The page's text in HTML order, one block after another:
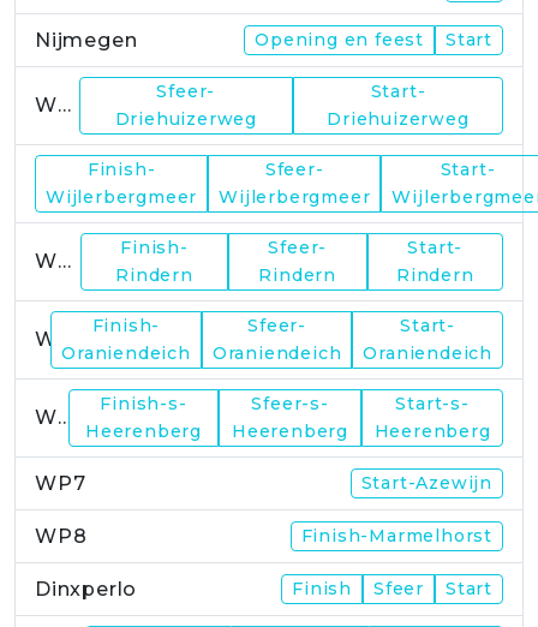
Nijmegen Opening en feest Start
WP1
Sfeer-
Driehuizerweg
Start-
Driehuizerweg
Finish-
Wijlerbergmeer
Sfeer-
Wijlerbergmeer
Start-
WP4
Finish-
Rindern
Sfeer-
Rindern
Start-
Rindern
Finish-
Oraniendeich
Sfeer-
Oraniendeich
Start-
Oraniendeich
WP6
Finish-s-
Heerenberg
Sfeer-s-
Heerenberg
Start-s-
Heerenberg
WP7 Start-Azewijn
WP8 Finish-Marmelhorst
Dinxperlo Finish Sfeer Start